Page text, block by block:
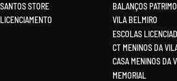
SANTOS STORE
LICENCIAMENTO
BALANÇOS
VILA BELMIRO
ESCOLAS
CT MENINOS DA
CASA MENINOS DA
MEMORIAL